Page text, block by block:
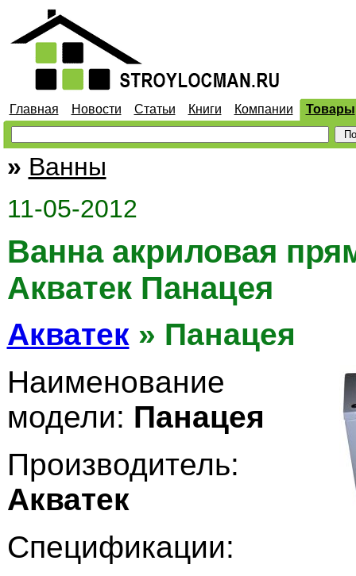
Главная Новости Статьи Книги Компании Товары
» Ванны
11-05-2012
Ванна акриловая
Акватек Панацея
Акватек» Панацея
Наименование
модели: Панацея
Производитель:
Акватек
Спецификации: